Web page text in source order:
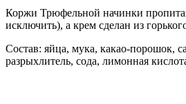
Коржи Трюфельной начинки
исключить), а крем сделан из
Состав: яйца, мука, какао-порошок,
разрыхлитель, сода, лимонная